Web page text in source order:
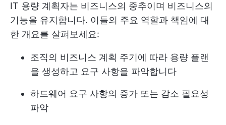
IT 용량 계획자는 비즈니스의 중추이며 비즈니스의
기능을 유지합니다. 이들의 주요 역할과 책임에 대
한 개요를 살펴보세요:
조직의 비즈니스 계획 주기에 따라 용량 플랜
을 생성하고 요구 사항을 파악합니다
하드웨어 요구 사항의 증가 또는 감소 필요성
파악